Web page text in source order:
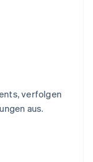
verfolgen
aus.